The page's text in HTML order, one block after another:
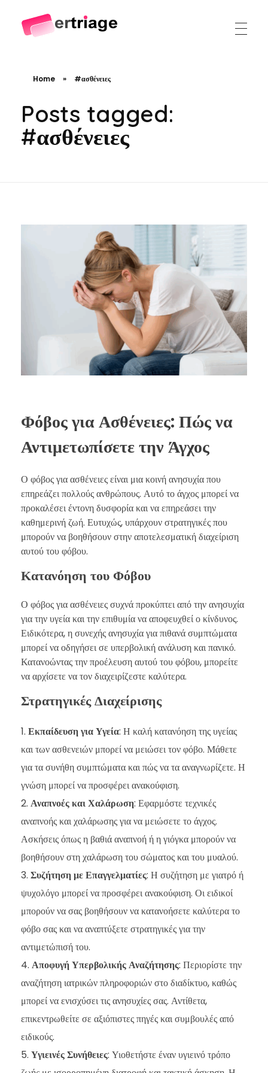
Home » #ασθένειες
Posts tagged:
#ασθένειες
Φόβος για Ασθένειες: Πώς να
Αντιμετωπίσετε την Άγχος
Ο φόβος για ασθένειες είναι μια κοινή ανησυχία που
επηρεάζει πολλούς ανθρώπους. Αυτό το άγχος μπορεί να
προκαλέσει έντονη δυσφορία και να επηρεάσει την
καθημερινή ζωή. Ευτυχώς, υπάρχουν στρατηγικές που
μπορούν να βοηθήσουν στην αποτελεσματική διαχείριση
αυτού του φόβου.
Κατανόηση του Φόβου
Ο φόβος για ασθένειες συχνά προκύπτει από την ανησυχία
για την υγεία και την επιθυμία να αποφευχθεί ο κίνδυνος.
Ειδικότερα, η συνεχής ανησυχία για πιθανά συμπτώματα
μπορεί να οδηγήσει σε υπερβολική ανάλυση και πανικό.
Κατανοώντας την προέλευση αυτού του φόβου, μπορείτε
να αρχίσετε να τον διαχειρίζεστε καλύτερα.
Στρατηγικές Διαχείρισης
Εκπαίδευση για Υγεία: Η καλή κατανόηση της υγείας
και των ασθενειών μπορεί να μειώσει τον φόβο. Μάθετε
για τα συνήθη συμπτώματα και πώς να τα αναγνωρίζετε. Η
γνώση μπορεί να προσφέρει ανακούφιση.
Αναπνοές και Χαλάρωση: Εφαρμόστε τεχνικές
αναπνοής και χαλάρωσης για να μειώσετε το άγχος.
Ασκήσεις όπως η βαθιά αναπνοή ή η γιόγκα μπορούν να
βοηθήσουν στη χαλάρωση του σώματος και του μυαλού.
Συζήτηση με Επαγγελματίες: Η συζήτηση με γιατρό ή
ψυχολόγο μπορεί να προσφέρει ανακούφιση. Οι ειδικοί
μπορούν να σας βοηθήσουν να κατανοήσετε καλύτερα το
φόβο σας και να αναπτύξετε στρατηγικές για την
αντιμετώπισή του.
Αποφυγή Υπερβολικής Αναζήτησης: Περιορίστε την
αναζήτηση ιατρικών πληροφοριών στο διαδίκτυο, καθώς
μπορεί να ενισχύσει τις ανησυχίες σας. Αντίθετα,
επικεντρωθείτε σε αξιόπιστες πηγές και συμβουλές από
ειδικούς.
Υγιεινές Συνήθειες: Υιοθετήστε έναν υγιεινό τρόπο